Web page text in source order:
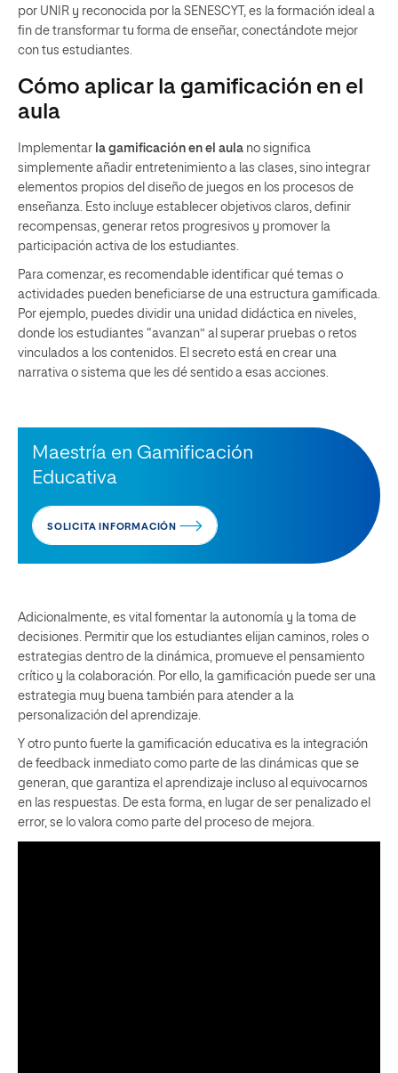
por UNIR y reconocida por la SENESCYT, es la formación ideal a
fin de transformar tu forma de enseñar, conectándote mejor
con tus estudiantes.
Cómo aplicar la gamificación en el
aula
Implementar la gamificación en el aula no significa
simplemente añadir entretenimiento a las clases, sino integrar
elementos propios del diseño de juegos en los procesos de
enseñanza. Esto incluye establecer objetivos claros, definir
recompensas, generar retos progresivos y promover la
participación activa de los estudiantes.
Para comenzar, es recomendable identificar qué temas o
actividades pueden beneficiarse de una estructura gamificada.
Por ejemplo, puedes dividir una unidad didáctica en niveles,
donde los estudiantes “avanzan” al superar pruebas o retos
vinculados a los contenidos. El secreto está en crear una
narrativa o sistema que les dé sentido a esas acciones.
Maestría en Gamificación
Educativa
SOLICITA INFORMACIÓN
Adicionalmente, es vital fomentar la autonomía y la toma de
decisiones. Permitir que los estudiantes elijan caminos, roles o
estrategias dentro de la dinámica, promueve el pensamiento
crítico y la colaboración. Por ello, la gamificación puede ser una
estrategia muy buena también para atender a la
personalización del aprendizaje.
Y otro punto fuerte la gamificación educativa es la integración
de feedback inmediato como parte de las dinámicas que se
generan, que garantiza el aprendizaje incluso al equivocarnos
en las respuestas. De esta forma, en lugar de ser penalizado el
error, se lo valora como parte del proceso de mejora.